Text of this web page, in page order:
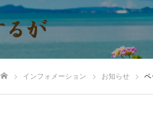
インフォメーション お知らせ ペ